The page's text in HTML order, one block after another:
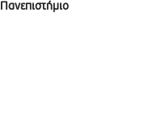
Πανεπιστήμιο